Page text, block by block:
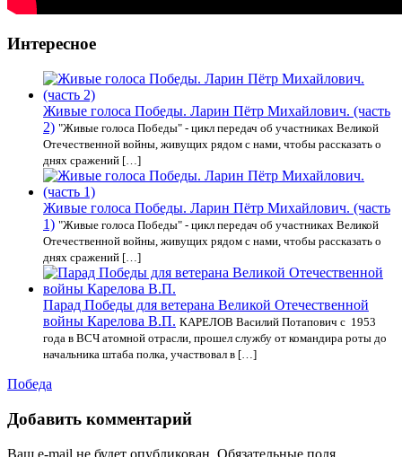
Интересное
Живые голоса Победы. Ларин Пётр Михайлович. (часть
2) "Живые голоса Победы" - цикл передач об участниках Великой
Отечественной войны, живущих рядом с нами, чтобы рассказать о
днях сражений […]
Живые голоса Победы. Ларин Пётр Михайлович. (часть
1) "Живые голоса Победы" - цикл передач об участниках Великой
Отечественной войны, живущих рядом с нами, чтобы рассказать о
днях сражений […]
Парад Победы для ветерана Великой Отечественной
войны Карелова В.П. КАРЕЛОВ Василий Потапович с 1953
года в ВСЧ атомной отрасли, прошел службу от командира роты до
начальника штаба полка, участвовал в […]
Победа
Добавить комментарий
Ваш e-mail не будет опубликован. Обязательные поля